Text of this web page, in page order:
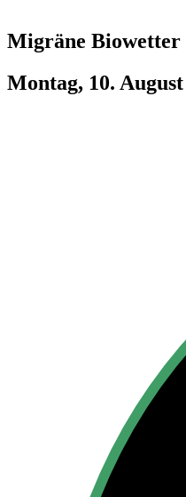
Migräne Biowetter
Montag, 10.